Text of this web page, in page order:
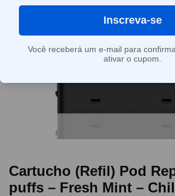
Cartucho (Refil) Pod
puffs – Fresh Mint –
Inscreva-se
Você receberá um e-mail para
ativar o cupom.